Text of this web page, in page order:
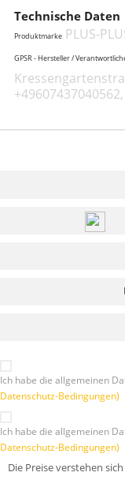
Technische Daten
Produktmarke PLUS-
GPSR - Hersteller /
Ich habe die allgemeinen
Datenschutz-Bedingungen)
Ich habe die allgemeinen
Datenschutz-Bedingungen)
Die Preise verstehen